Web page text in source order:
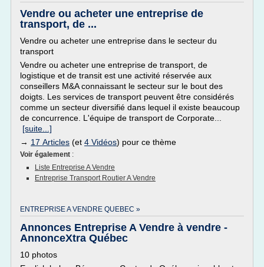
Vendre ou acheter une entreprise de
transport, de ...
Vendre ou acheter une entreprise dans le secteur du
transport
Vendre ou acheter une entreprise de transport, de
logistique et de transit est une activité réservée aux
conseillers M&A connaissant le secteur sur le bout des
doigts. Les services de transport peuvent être considérés
comme un secteur diversifié dans lequel il existe beaucoup
de concurrence. L'équipe de transport de Corporate...
[suite...]
→ 17 Articles (et 4 Vidéos) pour ce thème
Voir également :
Liste Entreprise A Vendre
Entreprise Transport Routier A Vendre
ENTREPRISE A VENDRE QUEBEC »
Annonces Entreprise A Vendre à vendre -
AnnonceXtra Québec
10 photos